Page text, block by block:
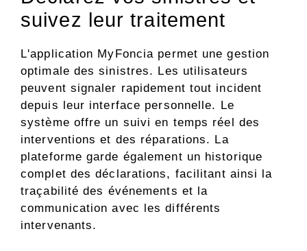
suivez leur traitement
L'application MyFoncia permet une gestion
optimale des sinistres. Les utilisateurs
peuvent signaler rapidement tout incident
depuis leur interface personnelle. Le
système offre un suivi en temps réel des
interventions et des réparations. La
plateforme garde également un historique
complet des déclarations, facilitant ainsi la
traçabilité des événements et la
communication avec les différents
intervenants.